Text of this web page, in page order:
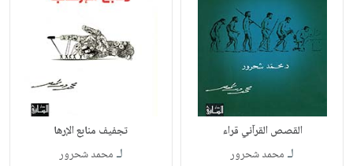
القصص القرآني قراء
لـ محمد شحرور
تجفيف منابع الإرها
لـ محمد شحرور